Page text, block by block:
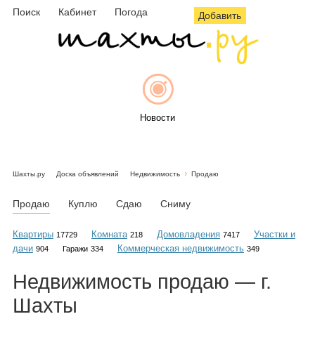
Поиск Кабинет Погода Добавить
Новости
Объявления
Шахты.ру Доска объявлений Недвижимость Продаю
Продаю Куплю Сдаю Сниму
Квартиры 17729 Комната 218 Домовладения 7417
Участки и
дачи 904 Гаражи 334 Коммерческая недвижимость 349
Недвижимость продаю — г.
Шахты